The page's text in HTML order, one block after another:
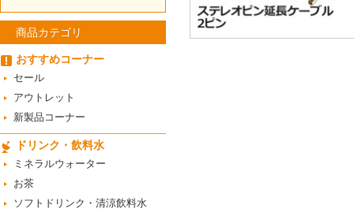
商品カテゴリ
おすすめコーナー
セール
アウトレット
新製品コーナー
ドリンク・飲料水
ミネラルウォーター
お茶
ソフトドリンク・清涼飲料水